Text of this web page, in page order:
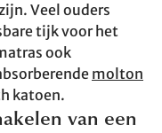
Veel ouders
tijk voor het
ook
molton
katoen.
van een